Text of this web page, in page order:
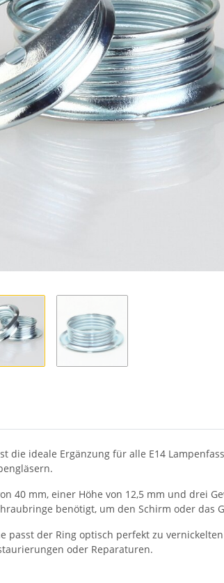
die ideale Ergänzung für alle E14
40 mm, einer Höhe von 12,5 mm und drei
benötigt, um den Schirm oder das
passt der Ring optisch perfekt zu
oder Reparaturen.